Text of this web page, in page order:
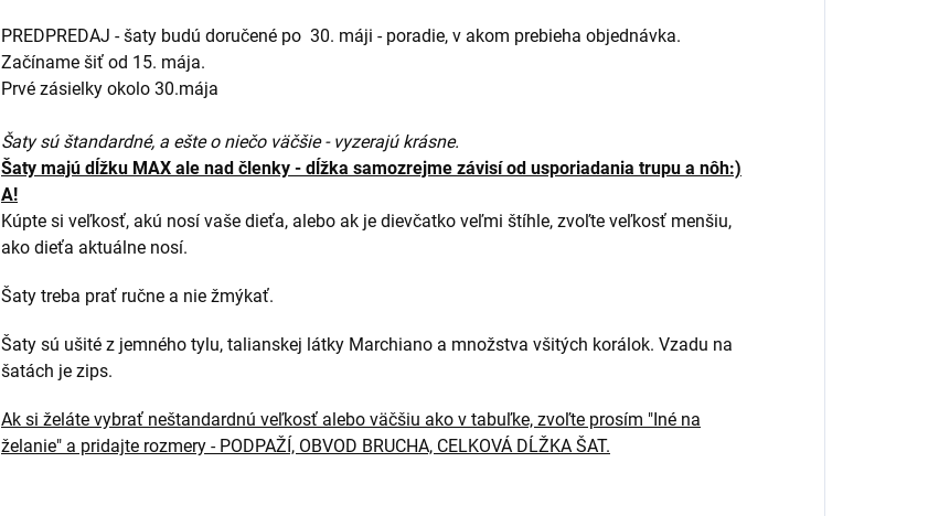
PREDPREDAJ - šaty budú doručené po 30. máji - poradie, v akom prebieha objednávka.
Začíname šiť od 15. mája.
Prvé zásielky okolo 30.mája
Šaty sú štandardné, a ešte o niečo väčšie - vyzerajú krásne.
Šaty majú dĺžku MAX ale nad členky - dĺžka samozrejme závisí od usporiadania trupu a nôh:)
A!
Kúpte si veľkosť, akú nosí vaše dieťa, alebo ak je dievčatko veľmi štíhle, zvoľte veľkosť menšiu,
ako dieťa aktuálne nosí.
Šaty treba prať ručne a nie žmýkať.
Šaty sú ušité z jemného tylu, talianskej látky Marchiano a množstva všitých korálok. Vzadu na
šatách je zips.
Ak si želáte vybrať neštandardnú veľkosť alebo väčšiu ako v tabuľke, zvoľte prosím "Iné na
želanie" a pridajte rozmery - PODPAŽÍ, OBVOD BRUCHA, CELKOVÁ DĹŽKA ŠAT.